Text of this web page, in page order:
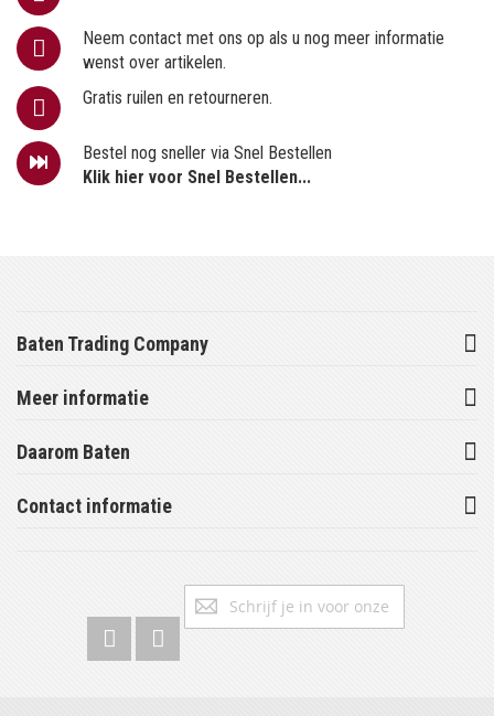
Neem contact met ons op als u nog meer informatie
wenst over artikelen.
Gratis ruilen en retourneren.
Bestel nog sneller via Snel Bestellen
Klik hier voor Snel Bestellen...
Baten Trading Company
Meer informatie
Daarom Baten
Contact informatie
Abonneer